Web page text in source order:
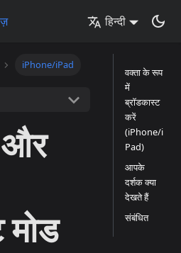
हिन्दी
iPhone/iPad
मोड
वक्ता के रूप
में
ब्रॉडकास्ट
करें
(iPhone/i
Pad)
आपके
दर्शक क्या
देखते हैं
संबंधित